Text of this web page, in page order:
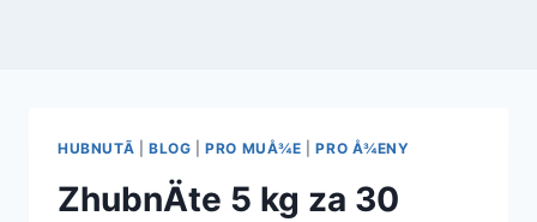
HUBNUTÃ­ BLOG |PRO MUÅ¾E |PRO Å¾ENY
ZhubnÄte 5 kg za 30